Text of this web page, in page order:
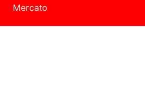
Mercato